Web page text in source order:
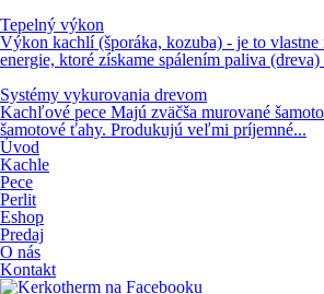
Tepelný výkon
Výkon kachlí (šporáka, kozuba) - je to vlastne
energie, ktoré získame spálením paliva
Systémy vykurovania drevom
Kachľové pece Majú zväčša murované
šamotové ťahy. Produkujú veľmi príjemné...
Úvod
Kachle
Pece
Perlit
Eshop
Predaj
O nás
Kontakt